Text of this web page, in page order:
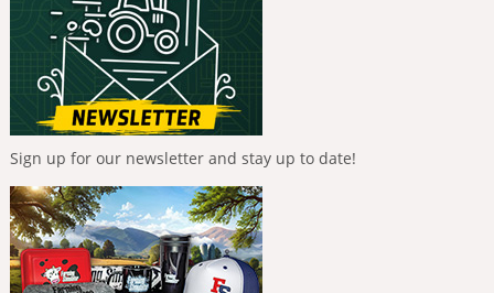
Sign up for our newsletter and stay up to date!